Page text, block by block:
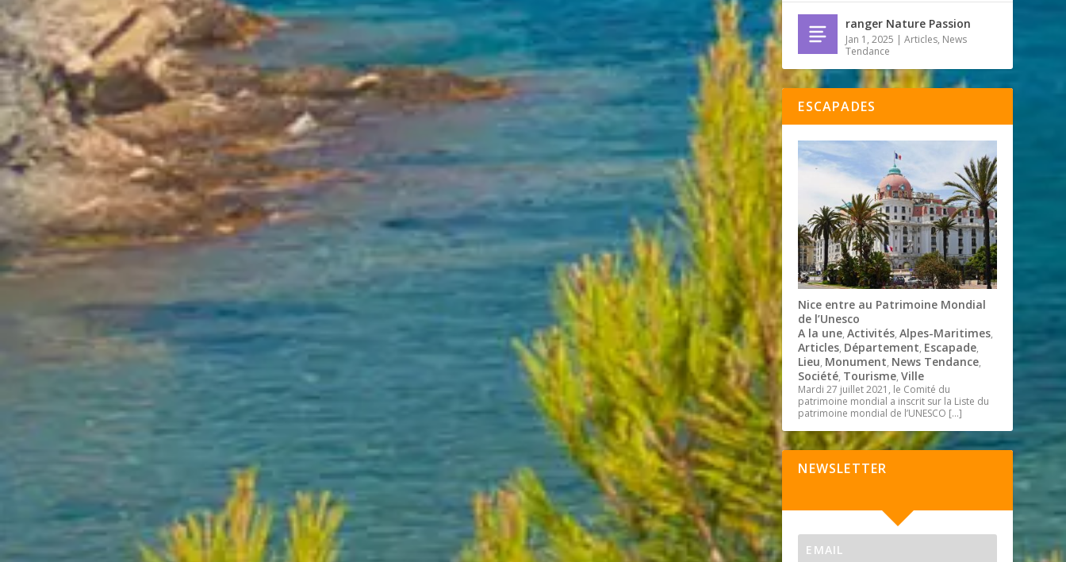
ranger Nature Passion
Jan 1, 2025 |Articles, News
Tendance
ESCAPADES
Nice entre au Patrimoine Mondial
de l’Unesco
A la une,Activités,Alpes-Maritimes,
Articles, Département, Escapade,
Lieu, Monument, News Tendance,
Société, Tourisme,Ville
Mardi 27 juillet 2021, le Comité du
patrimoine mondial a inscrit sur la Liste du
patrimoine mondial de l’UNESCO […]
NEWSLETTER